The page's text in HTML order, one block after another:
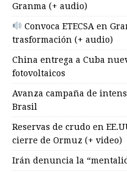
Granma (+ audio)
Convoca ETECSA en
trasformación (+ audio)
China entrega a Cuba
fotovoltaicos
Avanza campaña de
Brasil
Reservas de crudo en
cierre de Ormuz (+ video)
Irán denuncia la